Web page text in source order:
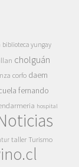
biblioteca yungay
cholguán
corfo daem
fernando
hospital
taller Turismo